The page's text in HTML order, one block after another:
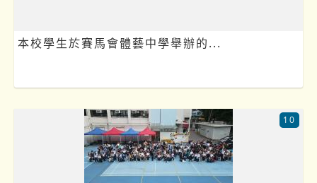
本校學生於賽馬會體藝中學舉辦的...
10